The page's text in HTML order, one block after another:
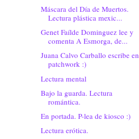
Máscara del Día de Muertos.
Lectura plástica mexic...
Genet Faílde Dominguez lee y
comenta A Esmorga, de...
Juana Calvo Carballo escribe en
patchwork :)
Lectura mental
Bajo la guarda. Lectura
romántica.
En portada. P-lea de kiosco :)
Lectura erótica.